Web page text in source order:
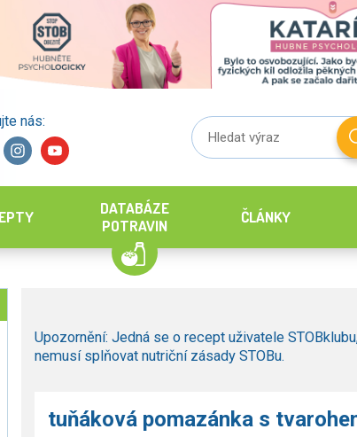
nás:
DATABÁZE
POTRAVIN
ČLÁNKY
Upozornění: Jedná se o recept uživatele
nemusí splňovat nutriční zásady STOBu.
tuňáková pomazánka s